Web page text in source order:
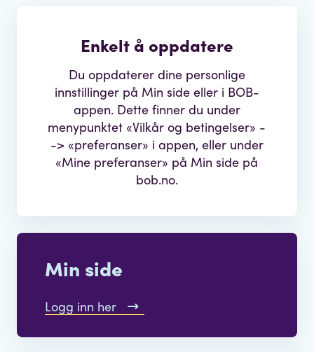
Enkelt å oppdatere
Du oppdaterer dine personlige
innstillinger på Min side eller i BOB-
appen. Dette finner du under
menypunktet «Vilkår og betingelser» -
-> «preferanser» i appen, eller under
«Mine preferanser» på Min side på
bob.no.
Min side
Logg inn her